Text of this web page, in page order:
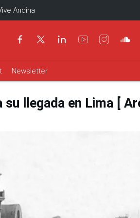
Andina
Newsletter
llegada en Lima [